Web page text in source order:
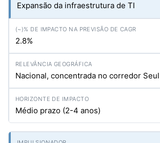
Expansão da infraestrutura de TI
2.8%
Nacional, concentrada no corredor
Médio prazo (2-4 anos)